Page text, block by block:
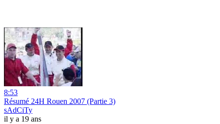
8:53
Résumé 24H Rouen 2007 (Partie 3)
sAdCiTy
il y a 19 ans